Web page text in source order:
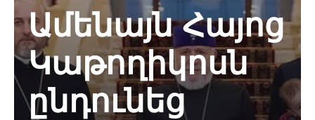
Ամենայն Հայոց
Կաթողիկոսն
ընդունեց